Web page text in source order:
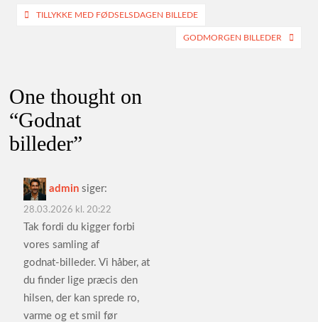
Indlægsnavigation
TILLYKKE MED FØDSELSDAGEN BILLEDE
GODMORGEN BILLEDER
One thought on
“Godnat
billeder”
admin siger:
28.03.2026 kl. 20:22
Tak fordi du kigger forbi
vores samling af
godnat‑billeder. Vi håber, at
du finder lige præcis den
hilsen, der kan sprede ro,
varme og et smil før